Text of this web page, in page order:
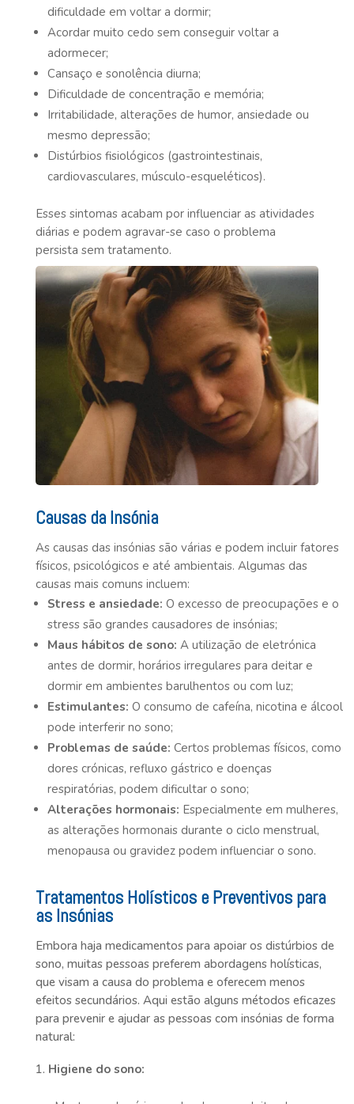
dificuldade em voltar a dormir;
Acordar muito cedo sem conseguir voltar a
adormecer;
Cansaço e sonolência diurna;
Dificuldade de concentração e memória;
Irritabilidade, alterações de humor, ansiedade ou
mesmo depressão;
Distúrbios fisiológicos (gastrointestinais,
cardiovasculares, músculo-esqueléticos).
Esses sintomas acabam por influenciar as atividades
diárias e podem agravar-se caso o problema
persista sem tratamento.
Causas da Insónia
As causas das insónias são várias e podem incluir fatores
físicos, psicológicos e até ambientais. Algumas das
causas mais comuns incluem:
Stress e ansiedade: O excesso de preocupações e o
stress são grandes causadores de insónias;
Maus hábitos de sono: A utilização de eletrónica
antes de dormir, horários irregulares para deitar e
dormir em ambientes barulhentos ou com luz;
Estimulantes: O consumo de cafeína, nicotina e álcool
pode interferir no sono;
Problemas de saúde: Certos problemas físicos, como
dores crónicas, refluxo gástrico e doenças
respiratórias, podem dificultar o sono;
Alterações hormonais: Especialmente em mulheres,
as alterações hormonais durante o ciclo menstrual,
menopausa ou gravidez podem influenciar o sono.
Tratamentos Holísticos e Preventivos para
as Insónias
Embora haja medicamentos para apoiar os distúrbios de
sono, muitas pessoas preferem abordagens holísticas,
que visam a causa do problema e oferecem menos
efeitos secundários. Aqui estão alguns métodos eficazes
para prevenir e ajudar as pessoas com insónias de forma
natural:
Higiene do sono: